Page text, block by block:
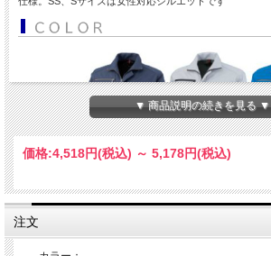
▼ 商品説明の続きを見る ▼
価格:4,518円(税込) ～ 5,178円(税込)
注文